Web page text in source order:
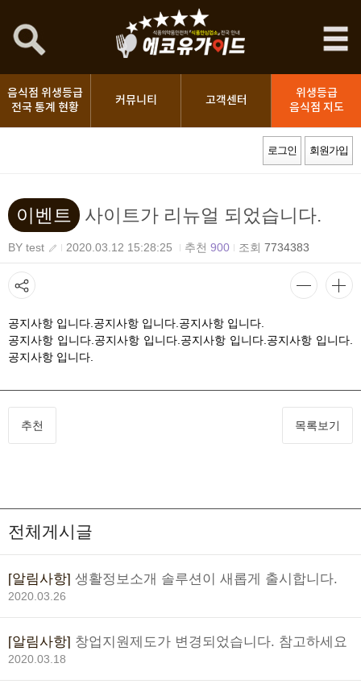
음식점 위생등급
전국 통계 현황
커뮤니티 고객센터
위생등급
음식점 지도
로그인 회원가입
이벤트 사이트가 리뉴얼 되었습니다.
BY test 2020.03.12 15:28:25 추천 900 조회 7734383
공지사항 입니다.공지사항 입니다.공지사항 입니다.
공지사항 입니다.공지사항 입니다.공지사항 입니다.공지사항 입니다.
공지사항 입니다.
추천 목록보기
전체게시글
[알림사항] 생활정보소개 솔루션이 새롭게 출시합니다.
2020.03.26
[알림사항] 창업지원제도가 변경되었습니다. 참고하세요
2020.03.18